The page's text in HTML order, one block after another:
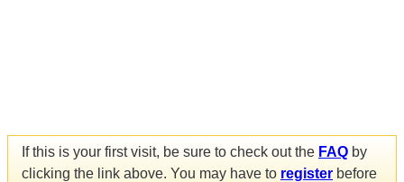
If this is your first visit, be sure to check out the FAQ by
clicking the link above. You may have to register before